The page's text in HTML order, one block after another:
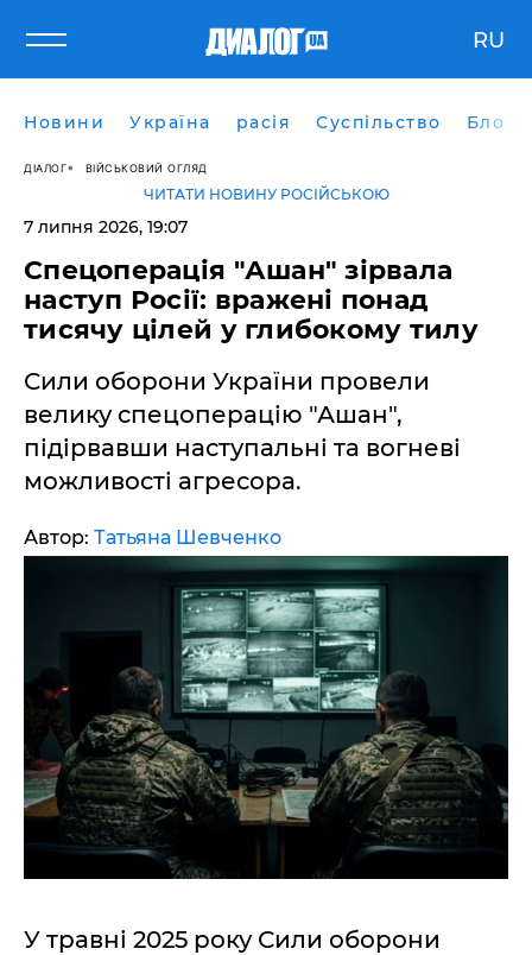
RU
Новини Україна расія Суспільство Блоги
ДІАЛОГ ВІЙСЬКОВИЙ ОГЛЯД
ЧИТАТИ НОВИНУ РОСІЙСЬКОЮ
7 липня 2026, 19:07
​Спецоперація "Ашан" зірвала
наступ Росії: вражені понад
тисячу цілей у глибокому тилу
Сили оборони України провели
велику спецоперацію "Ашан",
підірвавши наступальні та вогневі
можливості агресора.
Автор: Татьяна Шевченко
У травні 2025 року Сили оборони